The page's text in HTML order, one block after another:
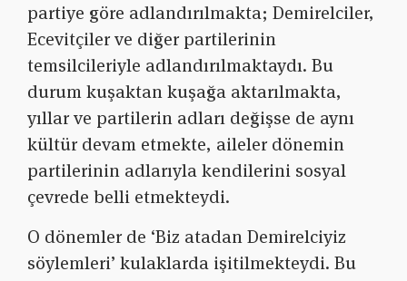
partiye göre adlandırılmakta; Demirelciler,
Ecevitçiler ve diğer partilerinin
temsilcileriyle adlandırılmaktaydı. Bu
durum kuşaktan kuşağa aktarılmakta,
yıllar ve partilerin adları değişse de aynı
kültür devam etmekte, aileler dönemin
partilerinin adlarıyla kendilerini sosyal
çevrede belli etmekteydi.
O dönemler de ‘Biz atadan Demirelciyiz
söylemleri’ kulaklarda işitilmekteydi. Bu